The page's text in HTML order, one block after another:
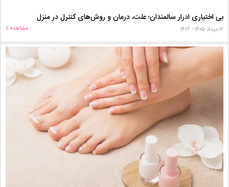
بی اختیاری ادرار سالمندان؛ علت، درمان و روش‌های کنترل در منزل
۱۲ مرداد ۱۴۰۵ - ۱۴:۱۶ مشاهده